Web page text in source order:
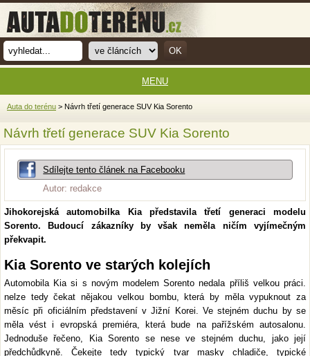
Auta do terénu > Návrh třetí generace SUV Kia Sorento
Návrh třetí generace SUV Kia Sorento
Sdílejte tento článek na Facebooku
Autor: redakce
Jihokorejská automobilka Kia představila třetí generaci modelu
Sorento. Budoucí zákazníky by však neměla ničím vyjímečným
překvapit.
Kia Sorento ve starých kolejích
Automobila Kia si s novým modelem Sorento nedala příliš velkou práci.
nelze tedy čekat nějakou velkou bombu, která by měla vypuknout za
měsíc při oficiálním představení v Jižní Korei. Ve stejném duchu by se
měla vést i evropská premiéra, která bude na pařížském autosalonu.
Jednoduše řečeno, Kia Sorento se nese ve stejném duchu, jako její
předchůdkyně. Čekejte tedy typický tvar masky chladiče, typické
MENU